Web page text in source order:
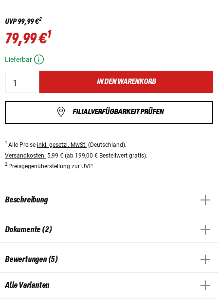
UVP99,99 €2
79,99 €1
Lieferbar
IN DEN WARENKORB
FILIALVERFÜGBARKEIT PRÜFEN
1 Alle Preise inkl. gesetzl. MwSt. (Deutschland).
Versandkosten: 5,99 € (ab 199,00 € Bestellwert gratis).
2 Preisgegenüberstellung zur UVP.
Beschreibung
Dokumente (2)
Bewertungen (5)
Alle Varianten